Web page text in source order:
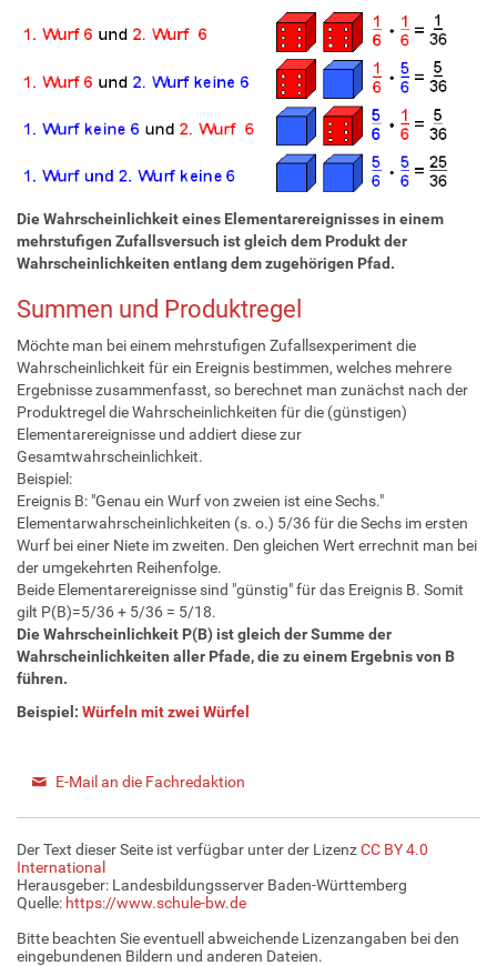
Die Wahrscheinlichkeit eines Elementarereignisses in einem
mehrstufigen Zufallsversuch ist gleich dem Produkt der
Wahrscheinlichkeiten entlang dem zugehörigen Pfad.
Summen und Produktregel
Möchte man bei einem mehrstufigen Zufallsexperiment die
Wahrscheinlichkeit für ein Ereignis bestimmen, welches mehrere
Ergebnisse zusammenfasst, so berechnet man zunächst nach der
Produktregel die Wahrscheinlichkeiten für die (günstigen)
Elementarereignisse und addiert diese zur
Gesamtwahrscheinlichkeit.
Beispiel:
Ereignis B: "Genau ein Wurf von zweien ist eine Sechs."
Elementarwahrscheinlichkeiten (s. o.) 5/36 für die Sechs im ersten
Wurf bei einer Niete im zweiten. Den gleichen Wert errechnit man bei
der umgekehrten Reihenfolge.
Beide Elementarereignisse sind "günstig" für das Ereignis B. Somit
gilt P(B)=5/36 + 5/36 = 5/18.
Die Wahrscheinlichkeit P(B) ist gleich der Summe der
Wahrscheinlichkeiten aller Pfade, die zu einem Ergebnis von B
führen.
Beispiel: Würfeln mit zwei Würfel
E-Mail an die Fachredaktion
Der Text dieser Seite ist verfügbar unter der LizenzCC BY 4.0
International
Herausgeber: Landesbildungsserver Baden-Württemberg
Quelle: https://www.schule-bw.de
Bitte beachten Sie eventuell abweichende Lizenzangaben bei den
eingebundenen Bildern und anderen Dateien.